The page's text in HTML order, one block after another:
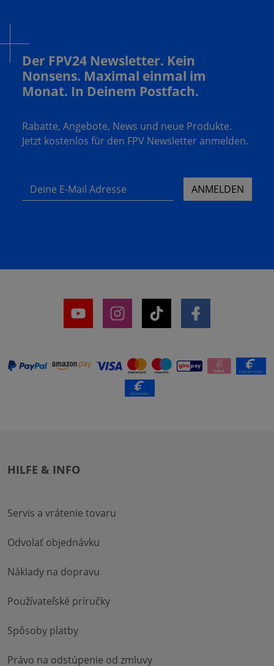
Der FPV24 Newsletter. Kein
Nonsens. Maximal einmal im
Monat. In Deinem Postfach.
Rabatte, Angebote, News und neue Produkte.
Jetzt kostenlos für den FPV Newsletter anmelden.
Deine E-Mail Adresse ANMELDEN
HILFE & INFO
Servis a vrátenie tovaru
Odvolať objednávku
Náklady na dopravu
Používateľské príručky
Spôsoby platby
Právo na odstúpenie od zmluvy